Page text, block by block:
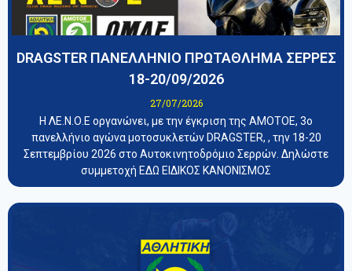
DRAGSTER ΠΑΝΕΛΛΗΝΙΟ ΠΡΩΤΑΘΛΗΜΑ ΣΕΡΡΕΣ
18-20/09/2026
27/07/2026
Η ΛΕ.Ν.Ο.Ε οργανώνει, με την έγκριση της ΑΜΟΤΟΕ, 3ο
πανελλήνιο αγώνα μοτοσυκλετών DRAGSTER, , την 18-20
Σεπτεμβρίου 2026 στο Αυτοκινητοδρόμιο Σερρών. Δηλώστε
συμμετοχή ΕΔΩ ΕΙΔΙΚΟΣ ΚΑΝΟΝΙΣΜΟΣ